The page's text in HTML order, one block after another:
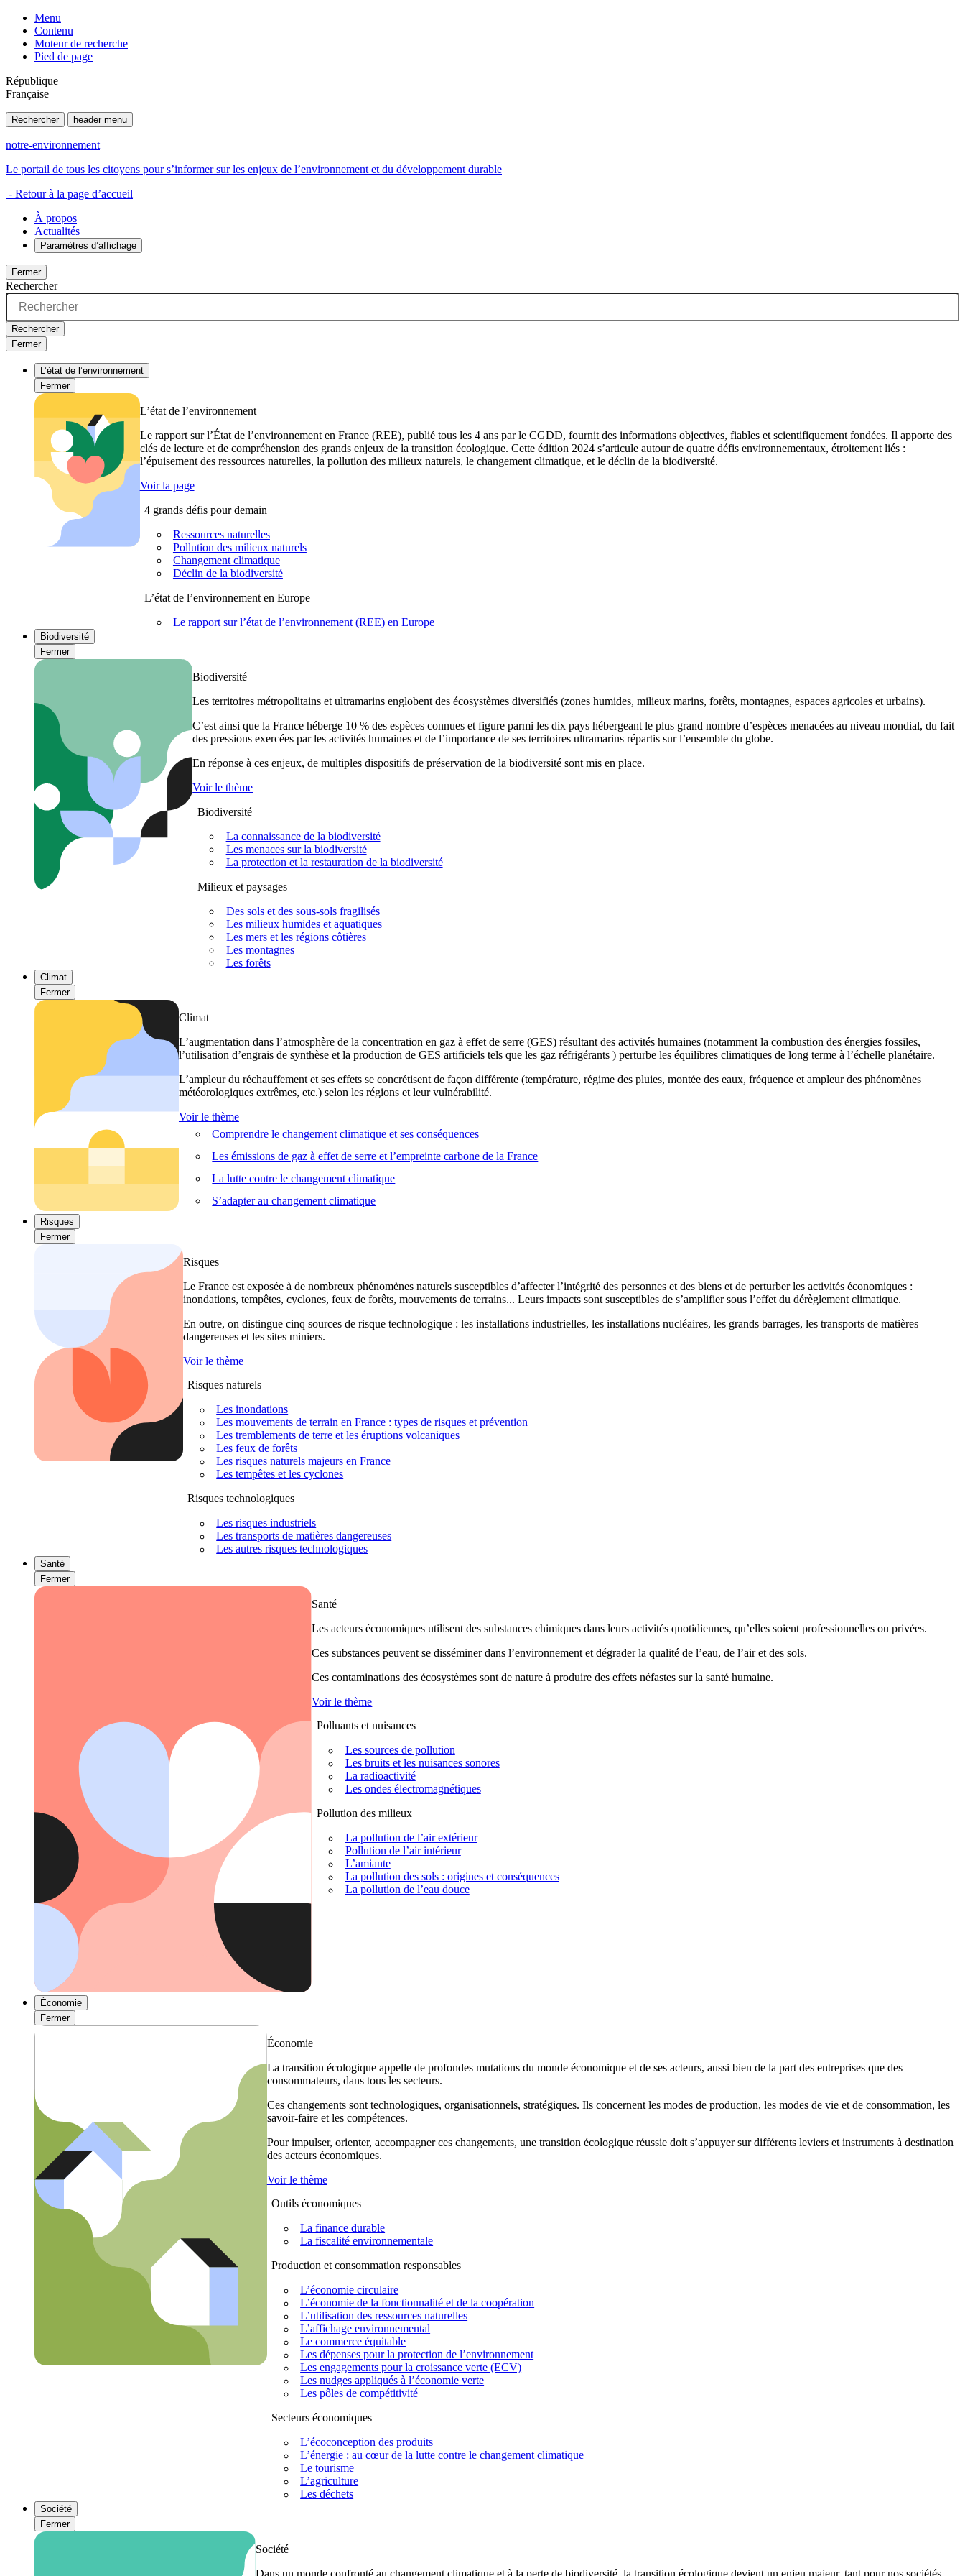
Menu
Contenu
Moteur de recherche
Pied de page
République
Française
Rechercher header menu
notre-environnement
Le portail de tous les citoyens pour s’informer sur les enjeux de l’environnement et du développement durable
- Retour à la page d’accueil
À propos
Actualités
Paramètres d’affichage
Fermer
Rechercher
Rechercher
Fermer
L’état de l’environnement
Fermer
L’état de l’environnement
Le rapport sur l’État de l’environnement en France (REE), publié tous les 4 ans par le CGDD, fournit des informations objectives, fiables et scientifiquement fondées. Il apporte des
clés de lecture et de compréhension des grands enjeux de la transition écologique. Cette édition 2024 s’articule autour de quatre défis environnementaux, étroitement liés :
l’épuisement des ressources naturelles, la pollution des milieux naturels, le changement climatique, et le déclin de la biodiversité.
Voir la page
4 grands défis pour demain
Ressources naturelles
Pollution des milieux naturels
Changement climatique
Déclin de la biodiversité
L’état de l’environnement en Europe
Le rapport sur l’état de l’environnement (REE) en Europe
Biodiversité
Fermer
Biodiversité
Les territoires métropolitains et ultramarins englobent des écosystèmes diversifiés (zones humides, milieux marins, forêts, montagnes, espaces agricoles et urbains).
C’est ainsi que la France héberge 10 % des espèces connues et figure parmi les dix pays hébergeant le plus grand nombre d’espèces menacées au niveau mondial, du fait
des pressions exercées par les activités humaines et de l’importance de ses territoires ultramarins répartis sur l’ensemble du globe.
En réponse à ces enjeux, de multiples dispositifs de préservation de la biodiversité sont mis en place.
Voir le thème
Biodiversité
La connaissance de la biodiversité
Les menaces sur la biodiversité
La protection et la restauration de la biodiversité
Milieux et paysages
Des sols et des sous-sols fragilisés
Les milieux humides et aquatiques
Les mers et les régions côtières
Les montagnes
Les forêts
Climat
Fermer
Climat
L’augmentation dans l’atmosphère de la concentration en gaz à effet de serre (GES) résultant des activités humaines (notamment la combustion des énergies fossiles,
l’utilisation d’engrais de synthèse et la production de GES artificiels tels que les gaz réfrigérants ) perturbe les équilibres climatiques de long terme à l’échelle planétaire.
L’ampleur du réchauffement et ses effets se concrétisent de façon différente (température, régime des pluies, montée des eaux, fréquence et ampleur des phénomènes
météorologiques extrêmes, etc.) selon les régions et leur vulnérabilité.
Voir le thème
Comprendre le changement climatique et ses conséquences
Les émissions de gaz à effet de serre et l’empreinte carbone de la France
La lutte contre le changement climatique
S’adapter au changement climatique
Risques
Fermer
Risques
Le France est exposée à de nombreux phénomènes naturels susceptibles d’affecter l’intégrité des personnes et des biens et de perturber les activités économiques :
inondations, tempêtes, cyclones, feux de forêts, mouvements de terrains... Leurs impacts sont susceptibles de s’amplifier sous l’effet du dérèglement climatique.
En outre, on distingue cinq sources de risque technologique : les installations industrielles, les installations nucléaires, les grands barrages, les transports de matières
dangereuses et les sites miniers.
Voir le thème
Risques naturels
Les inondations
Les mouvements de terrain en France : types de risques et prévention
Les tremblements de terre et les éruptions volcaniques
Les feux de forêts
Les risques naturels majeurs en France
Les tempêtes et les cyclones
Risques technologiques
Les risques industriels
Les transports de matières dangereuses
Les autres risques technologiques
Santé
Fermer
Santé
Les acteurs économiques utilisent des substances chimiques dans leurs activités quotidiennes, qu’elles soient professionnelles ou privées.
Ces substances peuvent se disséminer dans l’environnement et dégrader la qualité de l’eau, de l’air et des sols.
Ces contaminations des écosystèmes sont de nature à produire des effets néfastes sur la santé humaine.
Voir le thème
Polluants et nuisances
Les sources de pollution
Les bruits et les nuisances sonores
La radioactivité
Les ondes électromagnétiques
Pollution des milieux
La pollution de l’air extérieur
Pollution de l’air intérieur
L’amiante
La pollution des sols : origines et conséquences
La pollution de l’eau douce
Économie
Fermer
Économie
La transition écologique appelle de profondes mutations du monde économique et de ses acteurs, aussi bien de la part des entreprises que des
consommateurs, dans tous les secteurs.
Ces changements sont technologiques, organisationnels, stratégiques. Ils concernent les modes de production, les modes de vie et de consommation, les
savoir-faire et les compétences.
Pour impulser, orienter, accompagner ces changements, une transition écologique réussie doit s’appuyer sur différents leviers et instruments à destination
des acteurs économiques.
Voir le thème
Outils économiques
La finance durable
La fiscalité environnementale
Production et consommation responsables
L’économie circulaire
L’économie de la fonctionnalité et de la coopération
L’utilisation des ressources naturelles
L’affichage environnemental
Le commerce équitable
Les dépenses pour la protection de l’environnement
Les engagements pour la croissance verte (ECV)
Les nudges appliqués à l’économie verte
Les pôles de compétitivité
Secteurs économiques
L’écoconception des produits
L’énergie : au cœur de la lutte contre le changement climatique
Le tourisme
L’agriculture
Les déchets
Société
Fermer
Société
Dans un monde confronté au changement climatique et à la perte de biodiversité, la transition écologique devient un enjeu majeur, tant pour nos sociétés